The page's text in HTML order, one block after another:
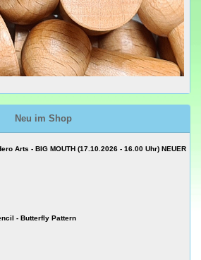
Neu im Shop
Arts - BIG MOUTH (17.10.2026 - 16.00 Uhr) NEUER
- Butterfly Pattern